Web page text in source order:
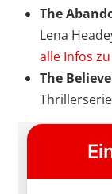
The
Lena
alle Infos
The